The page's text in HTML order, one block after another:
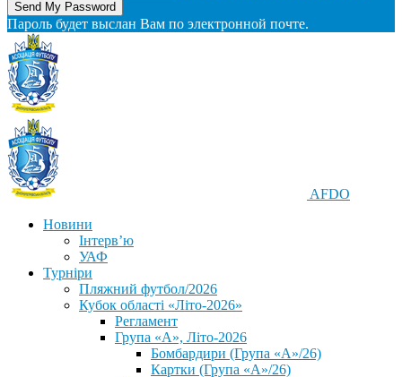
Пароль будет выслан Вам по электронной почте.
AFDO
Новини
Інтерв’ю
УАФ
Турніри
Пляжний футбол/2026
Кубок області «Літо-2026»
Регламент
Група «А», Літо-2026
Бомбардири (Група «А»/26)
Картки (Група «А»/26)